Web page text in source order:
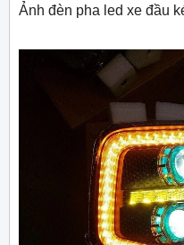
Ảnh đèn pha led xe đầu